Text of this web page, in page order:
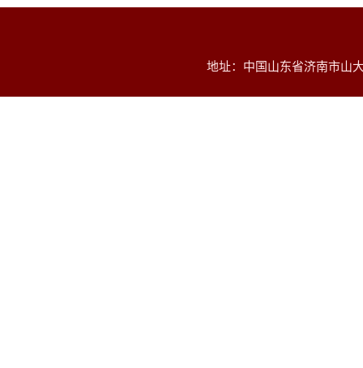
地址：中国山东省济南市山